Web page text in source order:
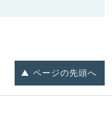
ページの先頭へ